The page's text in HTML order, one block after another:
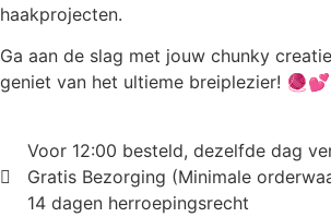
haakprojecten.
Ga aan de slag met jouw chunky
geniet van het ultieme breiplezier! 🧶💕
Voor 12:00 besteld, dezelfde dag
Gratis Bezorging (Minimale
14 dagen herroepingsrecht